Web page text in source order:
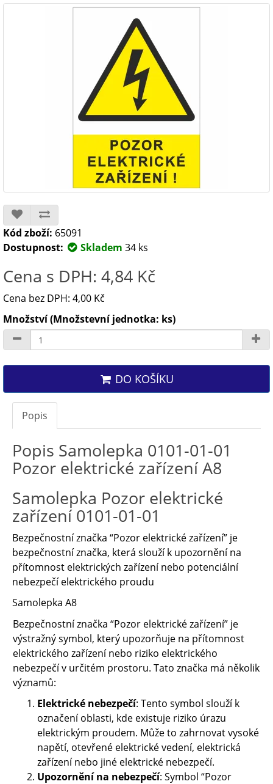
Kód zboží: 65091
Dostupnost:
Skladem 34 ks
Cena s DPH: 4,84 Kč
Cena bez DPH: 4,00 Kč
Množství (Množstevní jednotka: ks)
DO KOŠÍKU
Popis
Popis Samolepka 0101-01-01
Pozor elektrické zařízení A8
Samolepka Pozor elektrické
zařízení 0101-01-01
Bezpečnostní značka “Pozor elektrické zařízení” je
bezpečnostní značka, která slouží k upozornění na
přítomnost elektrických zařízení nebo potenciální
nebezpečí elektrického proudu
Samolepka A8
Bezpečnostní značka “Pozor elektrické zařízení” je
výstražný symbol, který upozorňuje na přítomnost
elektrického zařízení nebo riziko elektrického
nebezpečí v určitém prostoru. Tato značka má několik
významů:
Elektrické nebezpečí: Tento symbol slouží k
označení oblasti, kde existuje riziko úrazu
elektrickým proudem. Může to zahrnovat vysoké
napětí, otevřené elektrické vedení, elektrická
zařízení nebo jiné elektrické nebezpečí.
Upozornění na nebezpečí: Symbol “Pozor